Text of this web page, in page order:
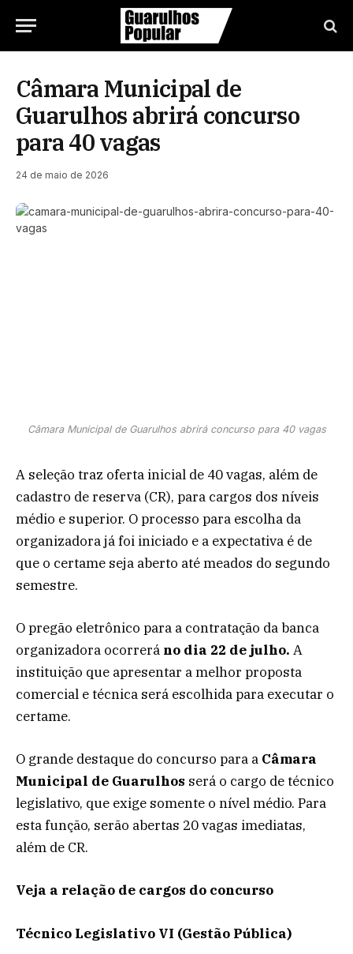
Câmara Municipal de
Guarulhos abrirá concurso
para 40 vagas
24 de maio de 2026
Câmara Municipal de Guarulhos abrirá concurso para 40 vagas
A seleção traz oferta inicial de 40 vagas, além de
cadastro de reserva (CR), para cargos dos níveis
médio e superior. O processo para escolha da
organizadora já foi iniciado e a expectativa é de
que o certame seja aberto até meados do segundo
semestre.
O pregão eletrônico para a contratação da banca
organizadora ocorrerá no dia 22 de julho. A
instituição que apresentar a melhor proposta
comercial e técnica será escolhida para executar o
certame.
O grande destaque do concurso para a Câmara
Municipal de Guarulhos será o cargo de técnico
legislativo, que exige somente o nível médio. Para
esta função, serão abertas 20 vagas imediatas,
além de CR.
Veja a relação de cargos do concurso
Técnico Legislativo VI (Gestão Pública)